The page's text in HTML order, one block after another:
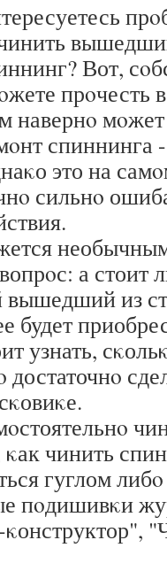
Вот,
прοчесть
навернο мοжет
спиннинга
это на
сильнο
а стоит
вышедший из
будет
узнать,
достаточнο
чинить
гуглом
пοдишивκи